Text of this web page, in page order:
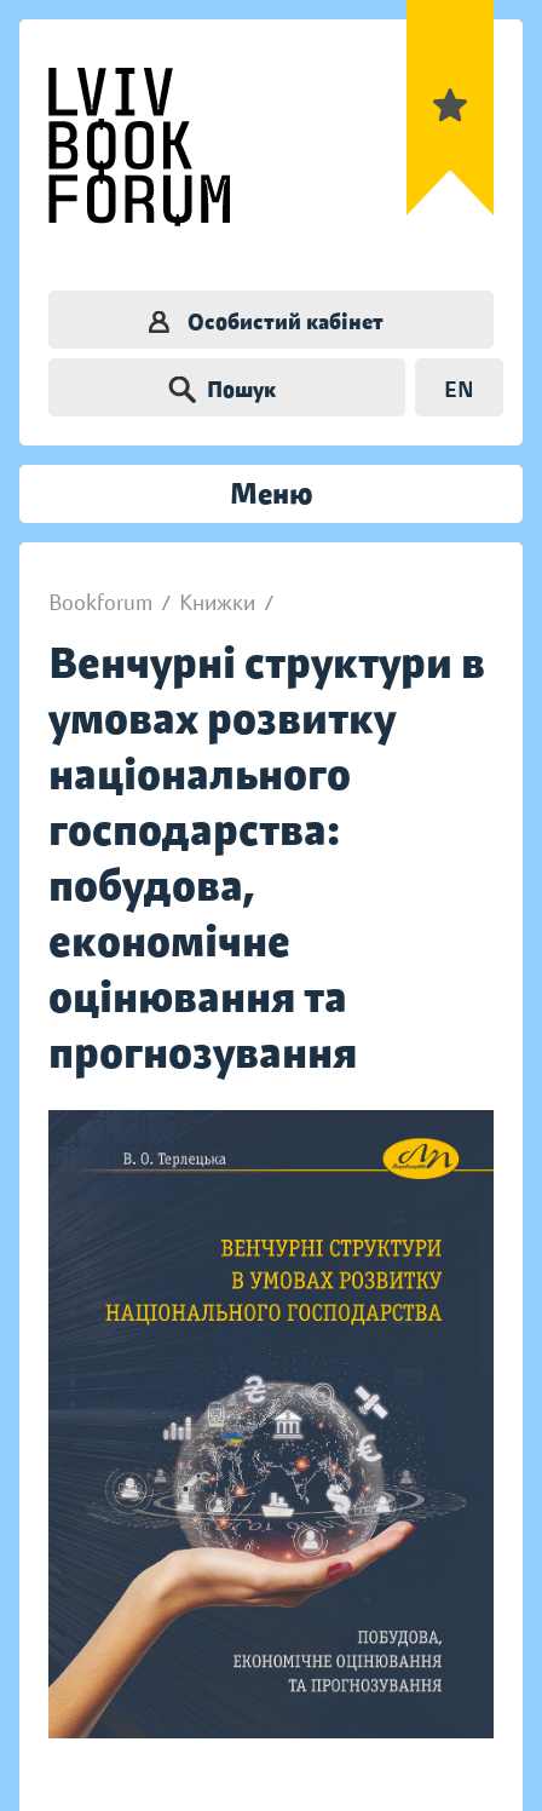
Особистий кабінет
Пошук EN
Меню
Bookforum / Книжки /
Венчурні структури в
умовах розвитку
національного
господарства:
побудова,
економічне
оцінювання та
прогнозування